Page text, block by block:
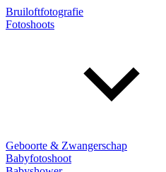
Bruiloftfotografie
Fotoshoots
Geboorte & Zwangerschap
Babyfotoshoot